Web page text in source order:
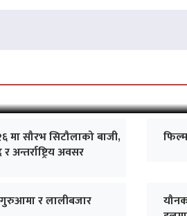
सफल यात्रा जारी,
सौरभ सिटौलाको बाजी,
अवसर
र लालीबजार